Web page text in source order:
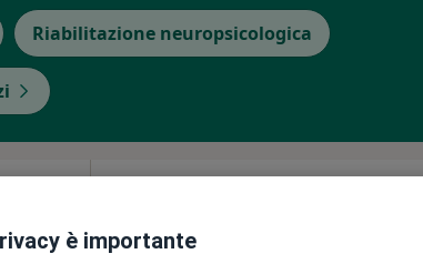
Riabilitazione neuropsicologica
è importante